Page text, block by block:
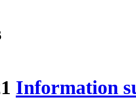
Information